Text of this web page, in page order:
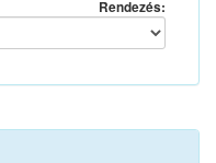
Rendezés: